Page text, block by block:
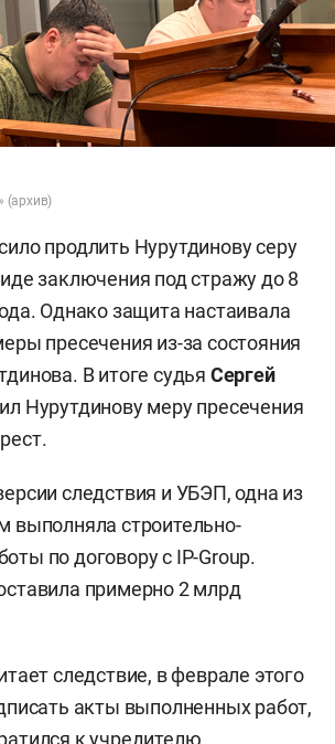
(архив)
продлить Нурутдинову серу
заключения под стражу до 8
Однако защита настаивала
пресечения из-за состояния
В итоге судья Сергей
Нурутдинову меру пресечения
следствия и УБЭП, одна из
выполняла строительно-
по договору с IP-Group.
примерно 2 млрд
следствие, в феврале этого
акты выполненных работ,
к учредителю